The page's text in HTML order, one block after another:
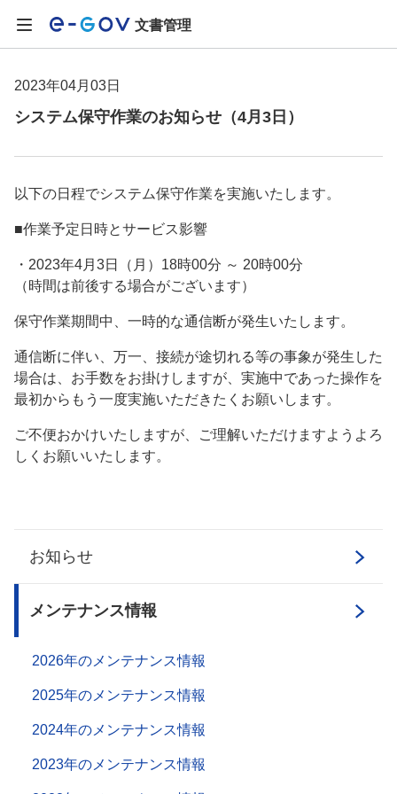
文書管理
2023年04月03日
システム保守作業のお知らせ（4月3日）
以下の日程でシステム保守作業を実施いたします。
■作業予定日時とサービス影響
・2023年4月3日（月）18時00分 ～ 20時00分
（時間は前後する場合がございます）
保守作業期間中、一時的な通信断が発生いたします。
通信断に伴い、万一、接続が途切れる等の事象が発生した
場合は、お手数をお掛けしますが、実施中であった操作を
最初からもう一度実施いただきたくお願いします。
ご不便おかけいたしますが、ご理解いただけますようよろ
しくお願いいたします。
お知らせ
メンテナンス情報
2026年のメンテナンス情報
2025年のメンテナンス情報
2024年のメンテナンス情報
2023年のメンテナンス情報